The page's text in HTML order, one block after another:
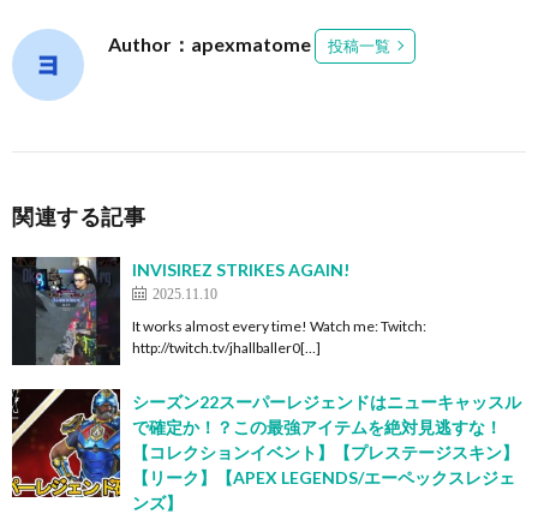
Author：apexmatome 投稿一覧
関連する記事
INVISIREZ STRIKES AGAIN!
2025.11.10
It works almost every time! Watch me: Twitch:
http://twitch.tv/jhallballer0[…]
シーズン22スーパーレジェンドはニューキャッスル
で確定か！？この最強アイテムを絶対見逃すな！
【コレクションイベント】【プレステージスキン】
【リーク】【APEX LEGENDS/エーペックスレジェ
ンズ】